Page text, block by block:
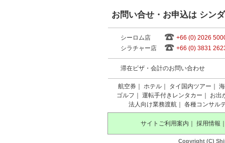
お問い合せ・お申込は シン
シーロム店
+66 (0) 2026
シラチャー店
+66 (0) 3831
滞在ビザ・会計のお問い合わせ
航空券 ホテル タイ国内ツアー
ゴルフ
運転手付きレンタカー
お出
法人向け業務渡航
各種コンサル
サイトご利用案内 採用情報
Copyright (C)